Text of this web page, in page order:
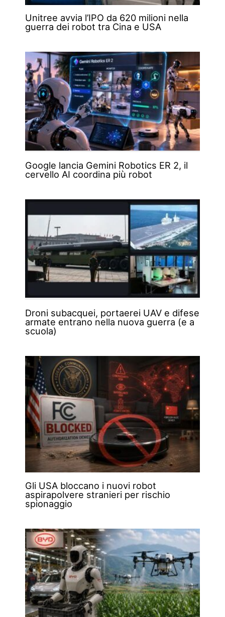
Unitree avvia l’IPO da 620 milioni nella
guerra dei robot tra Cina e USA
Google lancia Gemini Robotics ER 2, il
cervello AI coordina più robot
Droni subacquei, portaerei UAV e difese
armate entrano nella nuova guerra (e a
scuola)
Gli USA bloccano i nuovi robot
aspirapolvere stranieri per rischio
spionaggio